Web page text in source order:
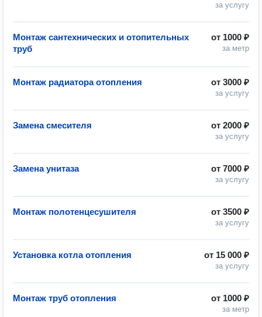
за услугу
от 1000 ₽
за метр
Монтаж сантехнических и отопительных
труб
от 3000 ₽
за услугу
Монтаж радиатора отопления
от 2000 ₽
за услугу
Замена смесителя
от 7000 ₽
за услугу
Замена унитаза
от 3500 ₽
за услугу
Монтаж полотенцесушителя
от 15 000 ₽
за услугу
Установка котла отопления
от 1000 ₽
за метр
Монтаж труб отопления